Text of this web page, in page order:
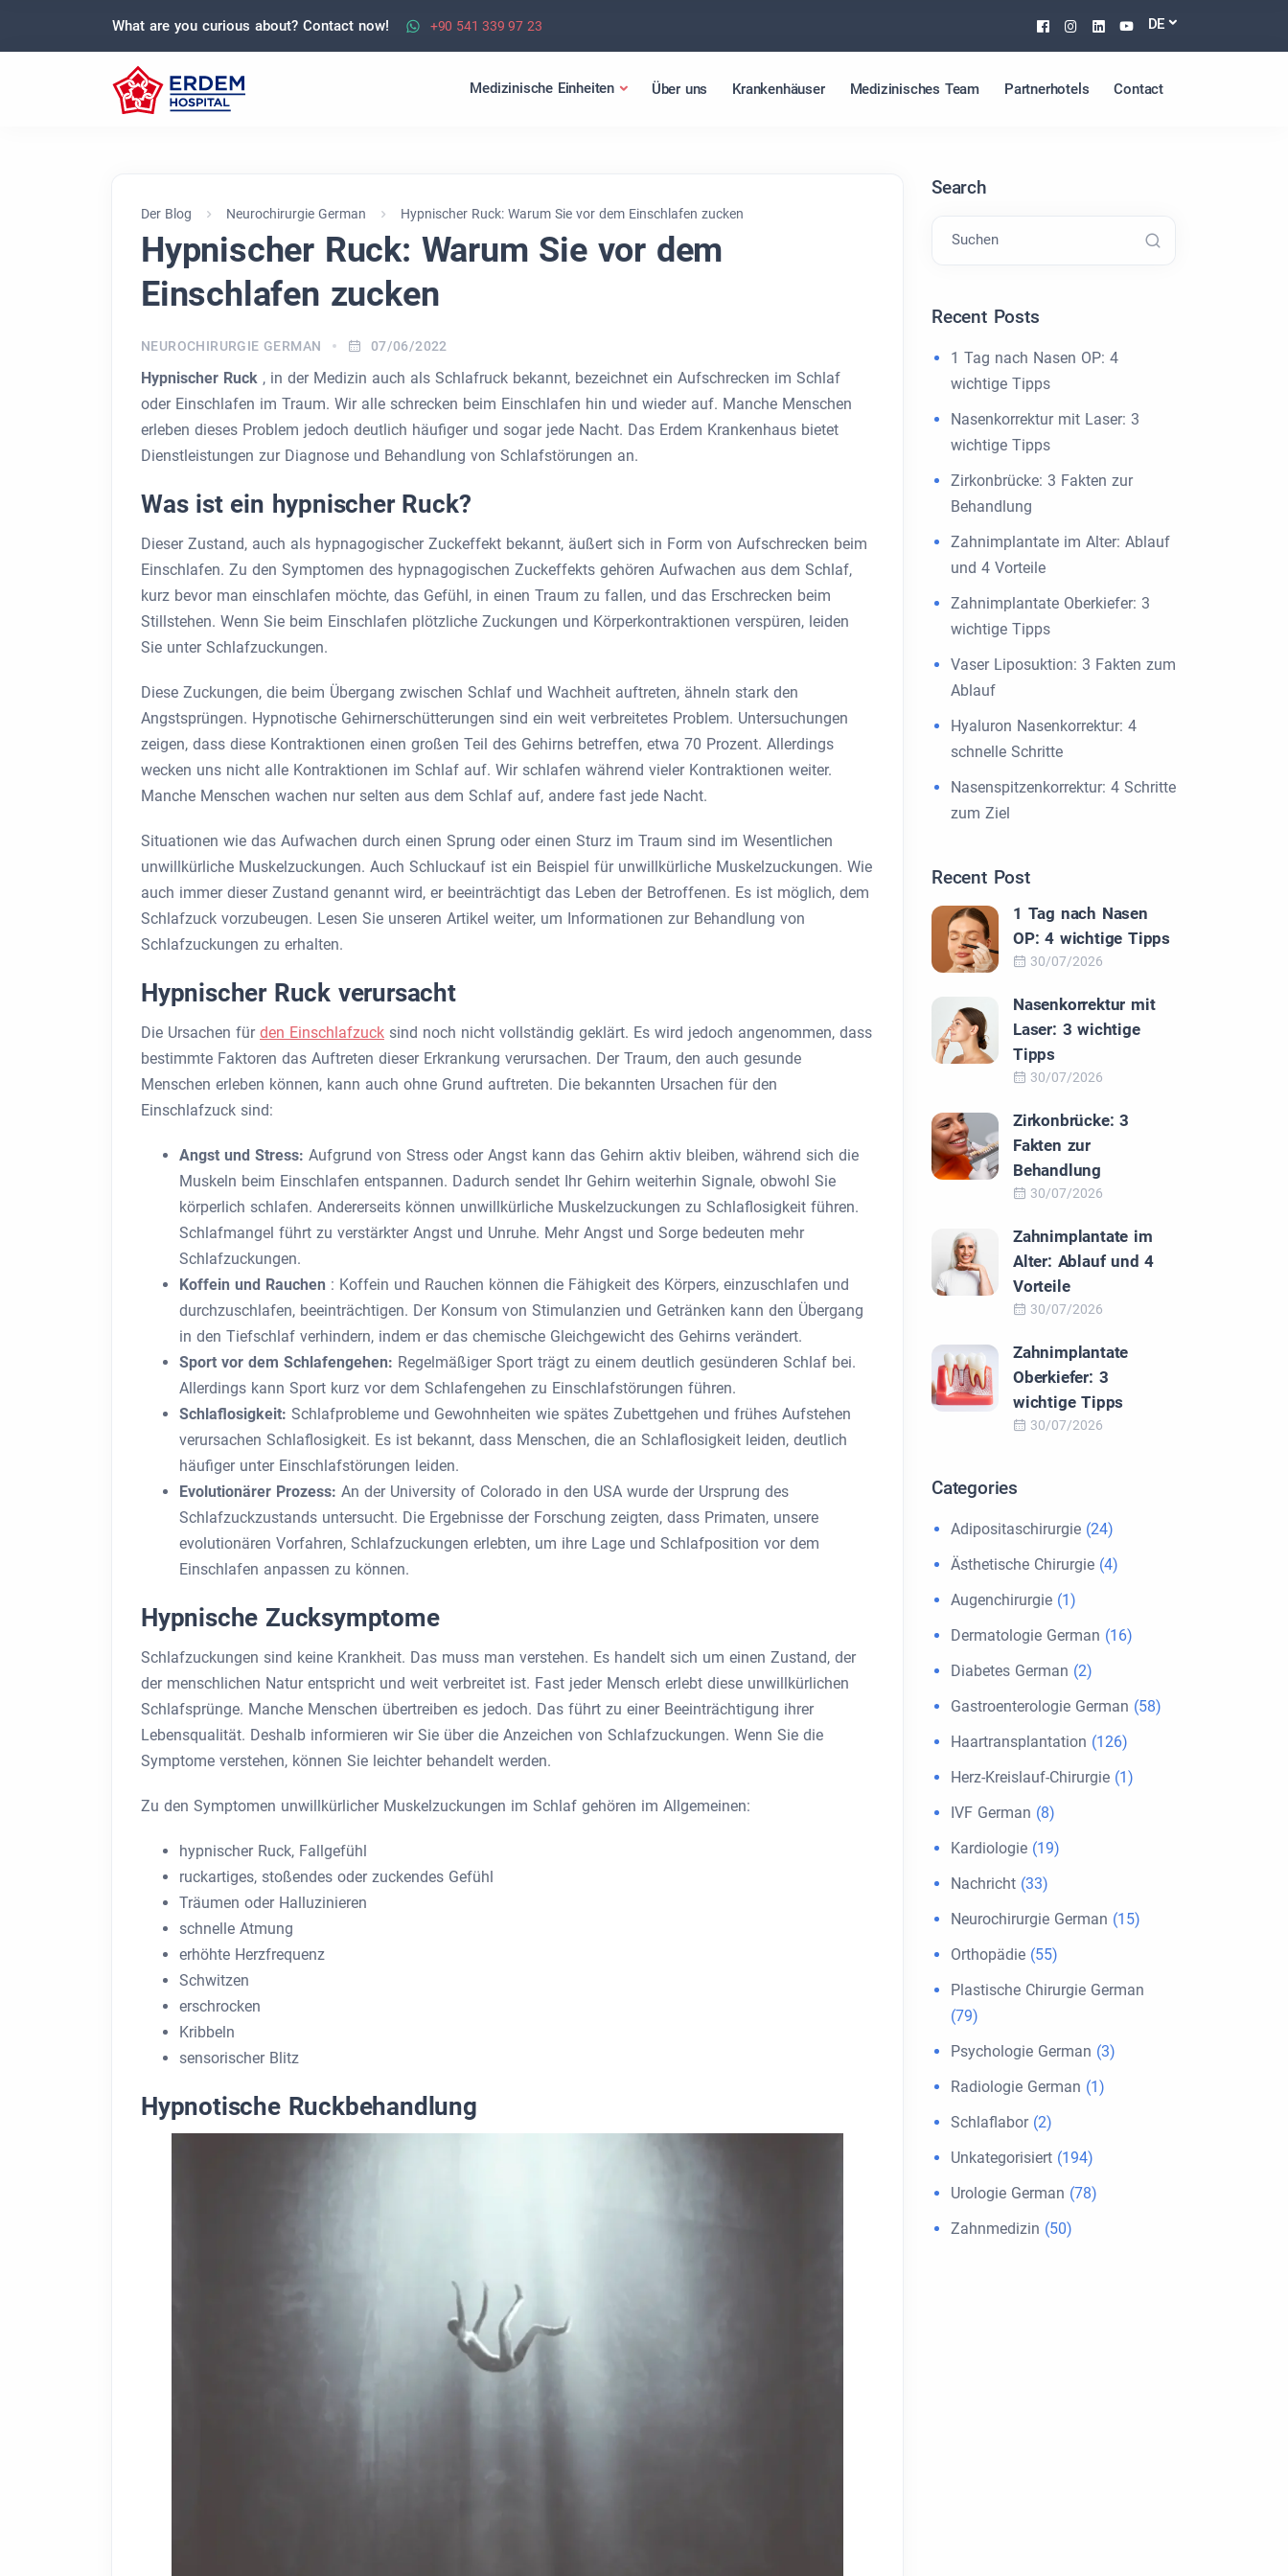
What are you curious about? Contact now! +90 541 339 97 23 Facebook
Instagram
Linkedin
Youtube
DE
Medizinische Einheiten Über uns Krankenhäuser Medizinisches Team Partnerhotels Contact
Der Blog Neurochirurgie German Hypnischer Ruck: Warum Sie vor dem Einschlafen zucken
Hypnischer Ruck: Warum Sie vor dem
Einschlafen zucken
NEUROCHIRURGIE GERMAN 07/06/2022
Hypnischer Ruck , in der Medizin auch als Schlafruck bekannt, bezeichnet ein Aufschrecken im Schlaf
oder Einschlafen im Traum. Wir alle schrecken beim Einschlafen hin und wieder auf. Manche Menschen
erleben dieses Problem jedoch deutlich häufiger und sogar jede Nacht. Das Erdem Krankenhaus bietet
Dienstleistungen zur Diagnose und Behandlung von Schlafstörungen an.
Was ist ein hypnischer Ruck?
Dieser Zustand, auch als hypnagogischer Zuckeffekt bekannt, äußert sich in Form von Aufschrecken beim
Einschlafen. Zu den Symptomen des hypnagogischen Zuckeffekts gehören Aufwachen aus dem Schlaf,
kurz bevor man einschlafen möchte, das Gefühl, in einen Traum zu fallen, und das Erschrecken beim
Stillstehen. Wenn Sie beim Einschlafen plötzliche Zuckungen und Körperkontraktionen verspüren, leiden
Sie unter Schlafzuckungen.
Diese Zuckungen, die beim Übergang zwischen Schlaf und Wachheit auftreten, ähneln stark den
Angstsprüngen. Hypnotische Gehirnerschütterungen sind ein weit verbreitetes Problem. Untersuchungen
zeigen, dass diese Kontraktionen einen großen Teil des Gehirns betreffen, etwa 70 Prozent. Allerdings
wecken uns nicht alle Kontraktionen im Schlaf auf. Wir schlafen während vieler Kontraktionen weiter.
Manche Menschen wachen nur selten aus dem Schlaf auf, andere fast jede Nacht.
Situationen wie das Aufwachen durch einen Sprung oder einen Sturz im Traum sind im Wesentlichen
unwillkürliche Muskelzuckungen. Auch Schluckauf ist ein Beispiel für unwillkürliche Muskelzuckungen. Wie
auch immer dieser Zustand genannt wird, er beeinträchtigt das Leben der Betroffenen. Es ist möglich, dem
Schlafzuck vorzubeugen. Lesen Sie unseren Artikel weiter, um Informationen zur Behandlung von
Schlafzuckungen zu erhalten.
Hypnischer Ruck verursacht
Die Ursachen für den Einschlafzuck sind noch nicht vollständig geklärt. Es wird jedoch angenommen, dass
bestimmte Faktoren das Auftreten dieser Erkrankung verursachen. Der Traum, den auch gesunde
Menschen erleben können, kann auch ohne Grund auftreten. Die bekannten Ursachen für den
Einschlafzuck sind:
Angst und Stress: Aufgrund von Stress oder Angst kann das Gehirn aktiv bleiben, während sich die
Muskeln beim Einschlafen entspannen. Dadurch sendet Ihr Gehirn weiterhin Signale, obwohl Sie
körperlich schlafen. Andererseits können unwillkürliche Muskelzuckungen zu Schlaflosigkeit führen.
Schlafmangel führt zu verstärkter Angst und Unruhe. Mehr Angst und Sorge bedeuten mehr
Schlafzuckungen.
Koffein und Rauchen : Koffein und Rauchen können die Fähigkeit des Körpers, einzuschlafen und
durchzuschlafen, beeinträchtigen. Der Konsum von Stimulanzien und Getränken kann den Übergang
in den Tiefschlaf verhindern, indem er das chemische Gleichgewicht des Gehirns verändert.
Sport vor dem Schlafengehen: Regelmäßiger Sport trägt zu einem deutlich gesünderen Schlaf bei.
Allerdings kann Sport kurz vor dem Schlafengehen zu Einschlafstörungen führen.
Schlaflosigkeit: Schlafprobleme und Gewohnheiten wie spätes Zubettgehen und frühes Aufstehen
verursachen Schlaflosigkeit. Es ist bekannt, dass Menschen, die an Schlaflosigkeit leiden, deutlich
häufiger unter Einschlafstörungen leiden.
Evolutionärer Prozess: An der University of Colorado in den USA wurde der Ursprung des
Schlafzuckzustands untersucht. Die Ergebnisse der Forschung zeigten, dass Primaten, unsere
evolutionären Vorfahren, Schlafzuckungen erlebten, um ihre Lage und Schlafposition vor dem
Einschlafen anpassen zu können.
Hypnische Zucksymptome
Schlafzuckungen sind keine Krankheit. Das muss man verstehen. Es handelt sich um einen Zustand, der
der menschlichen Natur entspricht und weit verbreitet ist. Fast jeder Mensch erlebt diese unwillkürlichen
Schlafsprünge. Manche Menschen übertreiben es jedoch. Das führt zu einer Beeinträchtigung ihrer
Lebensqualität. Deshalb informieren wir Sie über die Anzeichen von Schlafzuckungen. Wenn Sie die
Symptome verstehen, können Sie leichter behandelt werden.
Zu den Symptomen unwillkürlicher Muskelzuckungen im Schlaf gehören im Allgemeinen:
hypnischer Ruck, Fallgefühl
ruckartiges, stoßendes oder zuckendes Gefühl
Träumen oder Halluzinieren
schnelle Atmung
erhöhte Herzfrequenz
Schwitzen
erschrocken
Kribbeln
sensorischer Blitz
Hypnotische Ruckbehandlung
Search
Suchen
Recent Posts
1 Tag nach Nasen OP: 4
wichtige Tipps
Nasenkorrektur mit Laser: 3
wichtige Tipps
Zirkonbrücke: 3 Fakten zur
Behandlung
Zahnimplantate im Alter: Ablauf
und 4 Vorteile
Zahnimplantate Oberkiefer: 3
wichtige Tipps
Vaser Liposuktion: 3 Fakten zum
Ablauf
Hyaluron Nasenkorrektur: 4
schnelle Schritte
Nasenspitzenkorrektur: 4 Schritte
zum Ziel
Recent Post
1 Tag nach Nasen
OP: 4 wichtige Tipps
30/07/2026
Nasenkorrektur mit
Laser: 3 wichtige
Tipps
30/07/2026
Zirkonbrücke: 3
Fakten zur
Behandlung
30/07/2026
Zahnimplantate im
Alter: Ablauf und 4
Vorteile
30/07/2026
Zahnimplantate
Oberkiefer: 3
wichtige Tipps
30/07/2026
Categories
Adipositaschirurgie (24)
Ästhetische Chirurgie (4)
Augenchirurgie (1)
Dermatologie German (16)
Diabetes German (2)
Gastroenterologie German (58)
Haartransplantation (126)
Herz-Kreislauf-Chirurgie (1)
IVF German (8)
Kardiologie (19)
Nachricht (33)
Neurochirurgie German (15)
Orthopädie (55)
Plastische Chirurgie German
(79)
Psychologie German (3)
Radiologie German (1)
Schlaflabor(2)
Unkategorisiert (194)
Urologie German (78)
Zahnmedizin (50)